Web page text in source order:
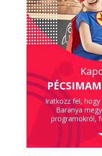
Iratkozz fel, hogy
Baranya
programokról,